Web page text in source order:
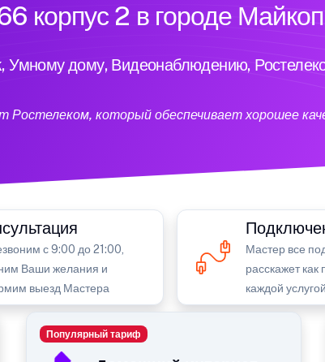
корпус 2 в городе Майкоп
Умному дому, Видеонаблюдению,
который обеспечивает хорошее
с 9:00 до 21:00,
Ваши желания и
выезд Мастера
Мастер все
расскажет как
каждой услугой
Популярный тариф